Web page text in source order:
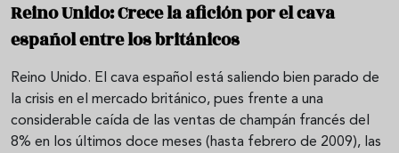
Reino Unido: Crece la afición por el cava
español entre los británicos
Reino Unido. El cava español está saliendo bien parado de
la crisis en el mercado británico, pues frente a una
considerable caída de las ventas de champán francés del
8% en los últimos doce meses (hasta febrero de 2009), las